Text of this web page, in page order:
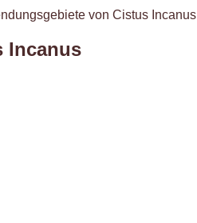
von Cistus Incanus
Incanus